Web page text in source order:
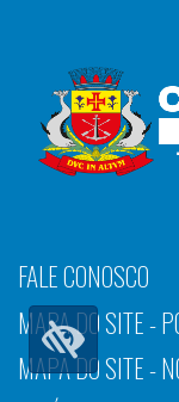
FALE CONOSCO
MAPA DO SITE -
MAPA DO SITE -